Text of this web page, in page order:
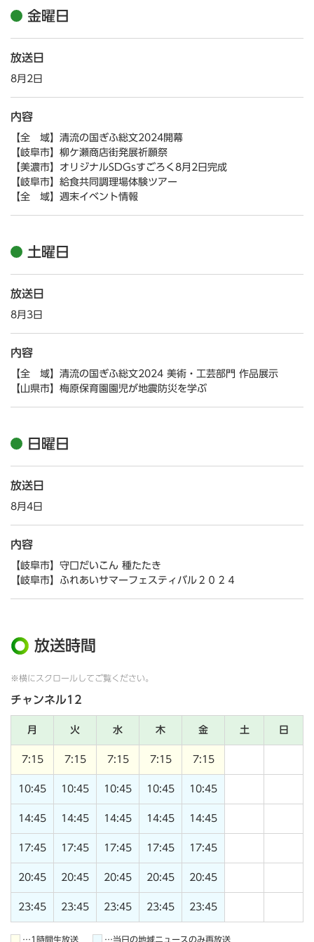
金曜日
放送日
8月2日
内容
【全 域】清流の国ぎふ総文2024開幕
【岐阜市】柳ケ瀬商店街発展祈願祭
【美濃市】オリジナルSDGsすごろく8月2日完成
【岐阜市】給食共同調理場体験ツアー
【全 域】週末イベント情報
土曜日
放送日
8月3日
内容
【全 域】清流の国ぎふ総文2024 美術・工芸部門 作品展示
【山県市】梅原保育園園児が地震防災を学ぶ
日曜日
放送日
8月4日
内容
【岐阜市】守口だいこん 種たたき
【岐阜市】ふれあいサマーフェスティバル２０２４
放送時間
※横にスクロールしてご覧ください。
チャンネル12
月 火 水 木 金 土 日
7:15 7:15 7:15 7:15 7:15
10:45 10:45 10:45 10:45 10:45
14:45 14:45 14:45 14:45 14:45
17:45 17:45 17:45 17:45 17:45
20:45 20:45 20:45 20:45 20:45
23:45 23:45 23:45 23:45 23:45
…1時間生放送 …当日の地域ニュースのみ再放送